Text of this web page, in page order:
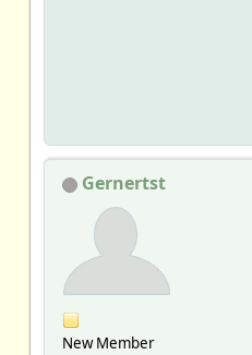
Gernertst
New Member